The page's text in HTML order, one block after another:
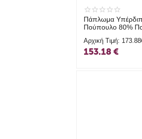
Πάπλωμα
Πούπουλο 80%
Αρχική Τιμή:
153.18€